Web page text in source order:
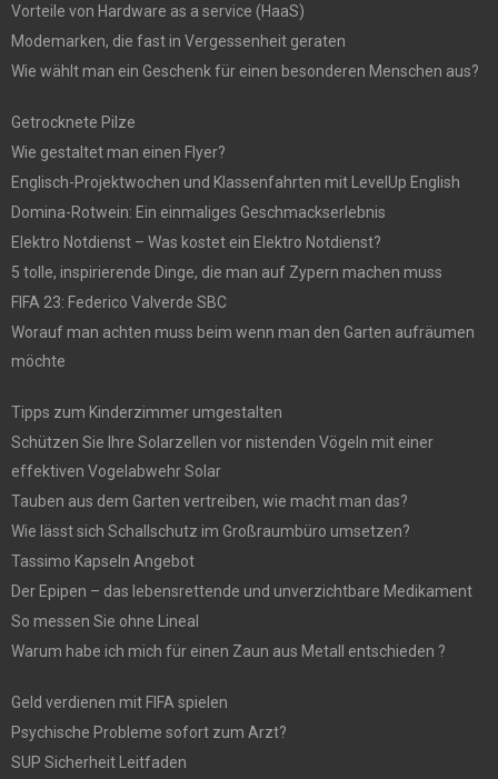
Vorteile von Hardware as a service (HaaS)
Modemarken, die fast in Vergessenheit geraten
Wie wählt man ein Geschenk für einen besonderen Menschen aus?
Getrocknete Pilze
Wie gestaltet man einen Flyer?
Englisch-Projektwochen und Klassenfahrten mit LevelUp English
Domina-Rotwein: Ein einmaliges Geschmackserlebnis
Elektro Notdienst – Was kostet ein Elektro Notdienst?
5 tolle, inspirierende Dinge, die man auf Zypern machen muss
FIFA 23: Federico Valverde SBC
Worauf man achten muss beim wenn man den Garten aufräumen
möchte
Tipps zum Kinderzimmer umgestalten
Schützen Sie Ihre Solarzellen vor nistenden Vögeln mit einer
effektiven Vogelabwehr Solar
Tauben aus dem Garten vertreiben, wie macht man das?
Wie lässt sich Schallschutz im Großraumbüro umsetzen?
Tassimo Kapseln Angebot
Der Epipen – das lebensrettende und unverzichtbare Medikament
So messen Sie ohne Lineal
Warum habe ich mich für einen Zaun aus Metall entschieden ?
Geld verdienen mit FIFA spielen
Psychische Probleme sofort zum Arzt?
SUP Sicherheit Leitfaden